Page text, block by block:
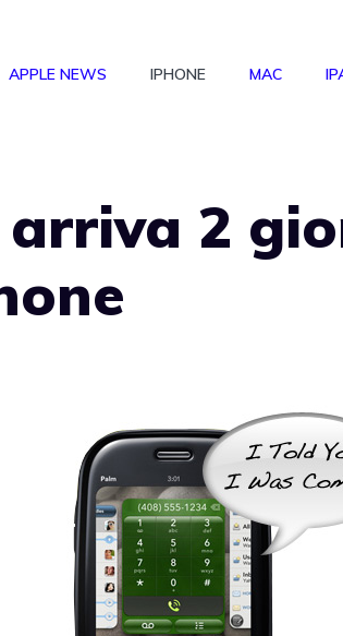
APPLE NEWS IPHONE MAC
arriva 2